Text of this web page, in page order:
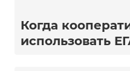
Когда
использовать